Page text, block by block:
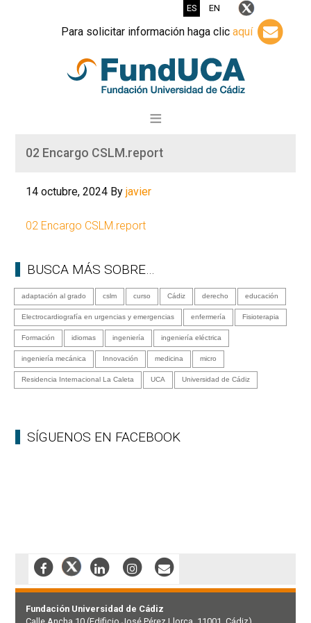
ES EN
Para solicitar información haga clic aquí
02 Encargo CSLM.report
14 octubre, 2024 Byjavier
02 Encargo CSLM.report
BUSCA MÁS SOBRE…
adaptación al grado cslm curso Cádiz derecho educación
Electrocardiografía en urgencias y emergencias enfermería Fisioterapia
Formación idiomas ingeniería ingeniería eléctrica
ingeniería mecánica Innovación medicina micro
Residencia Internacional La Caleta UCA Universidad de Cádiz
SÍGUENOS EN FACEBOOK
Fundación Universidad de Cádiz